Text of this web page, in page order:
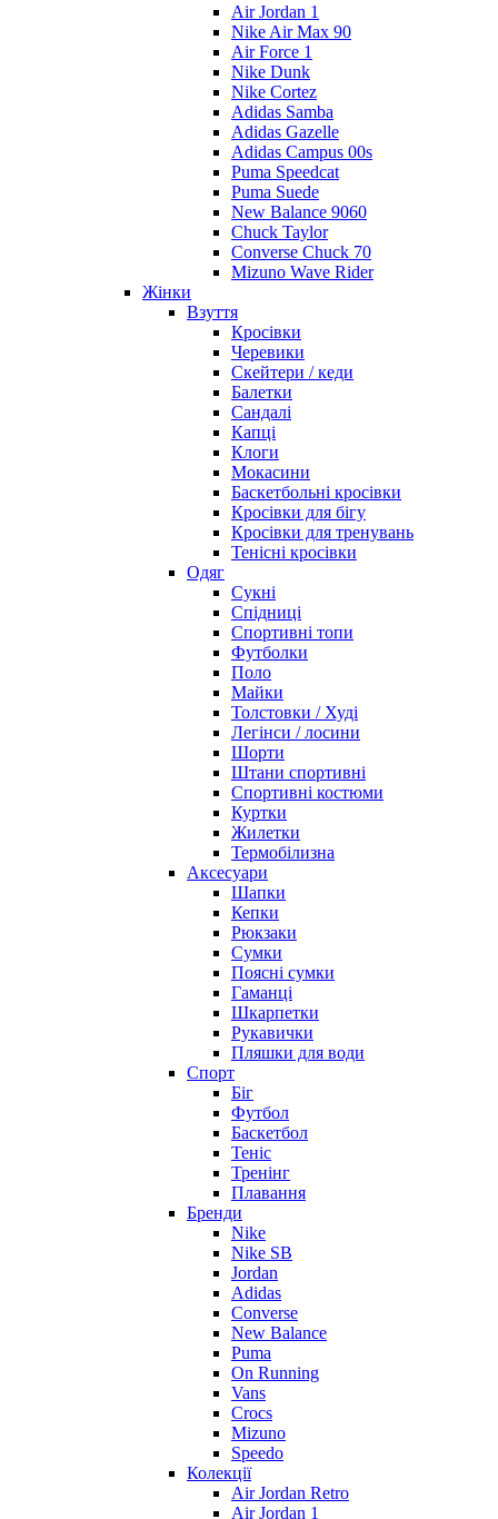
Air Jordan 1
Nike Air Max 90
Air Force 1
Nike Dunk
Nike Cortez
Adidas Samba
Adidas Gazelle
Adidas Campus 00s
Puma Speedcat
Puma Suede
New Balance 9060
Chuck Taylor
Converse Chuck 70
Mizuno Wave Rider
Жінки
Взуття
Кросівки
Черевики
Скейтери / кеди
Балетки
Сандалі
Капці
Клоги
Мокасини
Баскетбольні кросівки
Кросівки для бігу
Кросівки для тренувань
Тенісні кросівки
Одяг
Сукні
Спідниці
Спортивні топи
Футболки
Поло
Майки
Толстовки / Худі
Легінси / лосини
Шорти
Штани спортивні
Спортивні костюми
Куртки
Жилетки
Термобілизна
Аксесуари
Шапки
Кепки
Рюкзаки
Сумки
Поясні сумки
Гаманці
Шкарпетки
Рукавички
Пляшки для води
Спорт
Біг
Футбол
Баскетбол
Теніс
Тренінг
Плавання
Бренди
Nike
Nike SB
Jordan
Adidas
Converse
New Balance
Puma
On Running
Vans
Crocs
Mizuno
Speedo
Колекції
Air Jordan Retro
Air Jordan 1